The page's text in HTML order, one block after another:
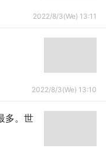
2022/8/3(We) 13:11
2022/8/3(We) 13:10
多。世